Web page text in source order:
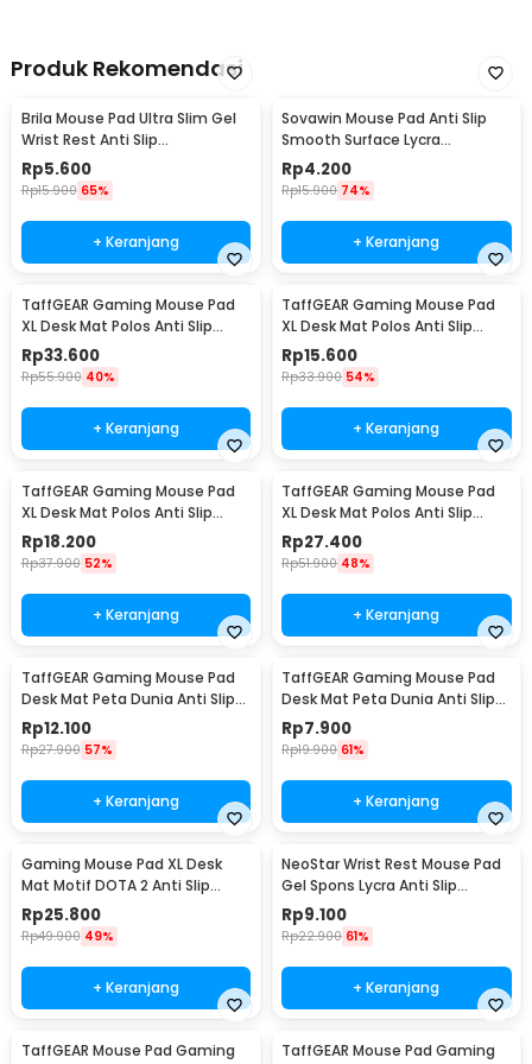
ruang gerak yang lega untuk berbagai gaya bermain baik low
sensitivity. Ketebalan 3 mm memberikan cushioning ekstra yang
menyerap getaran dan melindungi meja dari goresan. Ukuran ini
juga ideal sebagai mini desk mat yang menutupi area kerja utama.
Rincian yang Anda dapatkan untuk pembelian produk ini:
1 x TaffGEAR Mouse Pad Gaming Moon Night Red Pavilion Desk
Produk Rekomendasi
Brila Mouse Pad Ultra Slim Gel
Wrist Rest Anti Slip
200x235x10mm - B639
Rp5.600
Rp15.900 65%
+ Keranjang
Sovawin Mouse Pad Anti Slip
Smooth Surface Lycra
220x180x2mm - MP004
Rp4.200
Rp15.900 74%
+ Keranjang
TaffGEAR Gaming Mouse Pad
XL Desk Mat Polos Anti Slip
Waterproof 500x800x3mm -
MP001
Rp33.600
Rp55.900 40%
+ Keranjang
TaffGEAR Gaming Mouse Pad
XL Desk Mat Polos Anti Slip
Waterproof 300x600x3mm -
MP001
Rp15.600
Rp33.900 54%
+ Keranjang
TaffGEAR Gaming Mouse Pad
XL Desk Mat Polos Anti Slip
Waterproof 300x800x3mm -
MP001
Rp18.200
Rp37.900 52%
+ Keranjang
TaffGEAR Gaming Mouse Pad
XL Desk Mat Polos Anti Slip
Waterproof 400x900x3mm -
MP001
Rp27.400
Rp51.900 48%
+ Keranjang
TaffGEAR Gaming Mouse Pad
Desk Mat Peta Dunia Anti Slip
Waterproof 300x600x2mm -
MP002
Rp12.100
Rp27.900 57%
+ Keranjang
TaffGEAR Gaming Mouse Pad
Desk Mat Peta Dunia Anti Slip
Waterproof 300x250x3mm -
MP002
Rp7.900
Rp19.900 61%
+ Keranjang
Gaming Mouse Pad XL Desk
Mat Motif DOTA 2 Anti Slip
400x900x2mm
Rp25.800
Rp49.900 49%
+ Keranjang
NeoStar Wrist Rest Mouse Pad
Gel Spons Lycra Anti Slip
210x230x4mm - MP24
Rp9.100
Rp22.900 61%
+ Keranjang
TaffGEAR Mouse Pad Gaming
TaffGEAR Mouse Pad Gaming